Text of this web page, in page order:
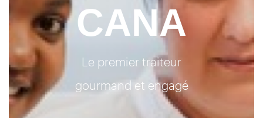
CANA
Le premier traiteur
gourmand et engagé